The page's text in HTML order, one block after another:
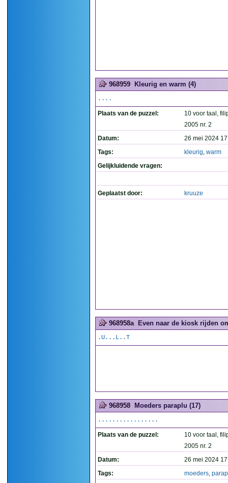
968959 Kleurig en warm (4)
....
Plaats van de puzzel:
10 voor taal,
2005 nr. 2
Datum:
26 mei 2024
Tags:
kleurig, warm
Gelijkluidende vragen:
Geplaatst door: kruuze
968958a Even naar de kiosk rijden
.U...L..T
968958 Moeders paraplu (17)
.................
Plaats van de puzzel:
10 voor taal,
2005 nr. 2
Datum:
26 mei 2024
Tags:
moeders,